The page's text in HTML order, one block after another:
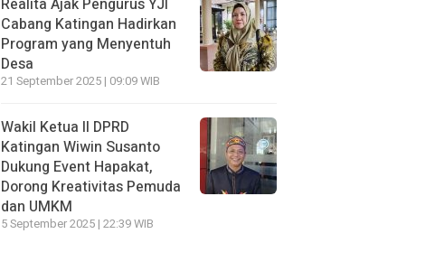
Realita Ajak Pengurus YJI
Cabang Katingan Hadirkan
Program yang Menyentuh
Desa
21 September 2025 | 09:09 WIB
Wakil Ketua II DPRD
Katingan Wiwin Susanto
Dukung Event Hapakat,
Dorong Kreativitas Pemuda
dan UMKM
5 September 2025 | 22:39 WIB